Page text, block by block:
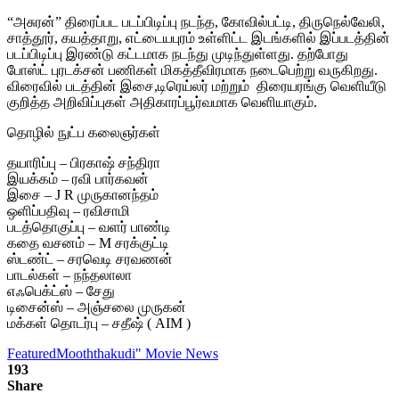
“அசுரன்” திரைப்பட படப்பிடிப்பு நடந்த, கோவில்பட்டி, திருநெல்வேலி,
சாத்தூர், கயத்தாறு, எட்டையபுரம் உள்ளிட்ட இடங்களில் இப்படத்தின்
படப்பிடிப்பு இரண்டு கட்டமாக நடந்து முடிந்துள்ளது. தற்போது
போஸ்ட் புரடக்சன் பணிகள் மிகத்தீவிரமாக நடைபெற்று வருகிறது.
விரைவில் படத்தின் இசை,டிரெய்லர் மற்றும் திரையரங்கு வெளியீடு
குறித்த அறிவிப்புகள் அதிகாரப்பூர்வமாக வெளியாகும்.
தொழில் நுட்ப கலைஞர்கள்
தயாரிப்பு – பிரகாஷ் சந்திரா
இயக்கம் – ரவி பார்கவன்
இசை – J R முருகானந்தம்
ஒளிப்பதிவு – ரவிசாமி
படத்தொகுப்பு – வளர் பாண்டி
கதை வசனம் – M சரக்குட்டி
ஸ்டண்ட் – சரவெடி சரவணன்
பாடல்கள் – நந்தலாலா
எஃபெக்ட்ஸ் – சேது
டிசைன்ஸ் – அஞ்சலை முருகன்
மக்கள் தொடர்பு – சதீஷ் ( AIM )
FeaturedMooththakudi" Movie News
193
Share